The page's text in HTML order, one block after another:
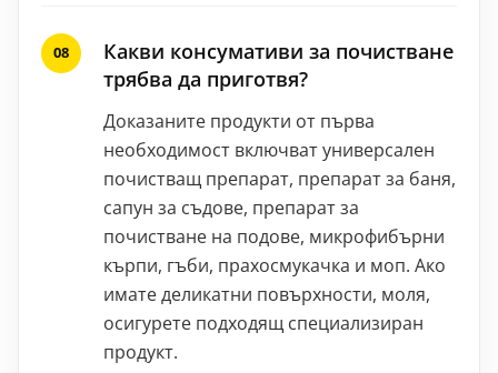
Какви консумативи за почистване
трябва да приготвя?
Доказаните продукти от първа
необходимост включват универсален
почистващ препарат, препарат за баня,
сапун за съдове, препарат за
почистване на подове, микрофибърни
кърпи, гъби, прахосмукачка и моп. Ако
имате деликатни повърхности, моля,
осигурете подходящ специализиран
продукт.